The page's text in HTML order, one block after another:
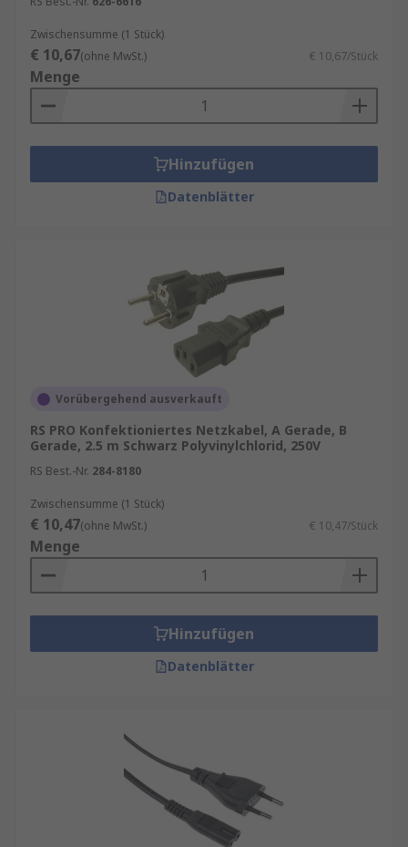
Zwischensumme (1 Stück)
€ 10,67(ohne MwSt.) € 10,67/Stück
Menge
Hinzufügen
Datenblätter
Vorübergehend ausverkauft
RS PRO Konfektioniertes Netzkabel, A Gerade, B
Gerade, 2.5 m Schwarz Polyvinylchlorid, 250V
RS Best.-Nr. 284-8180
Zwischensumme (1 Stück)
€ 10,47(ohne MwSt.) € 10,47/Stück
Menge
Hinzufügen
Datenblätter